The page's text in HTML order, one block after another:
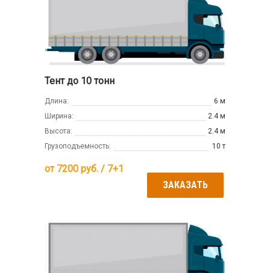
Тент до 10 тонн
Длина:
6 м
Ширина:
2.4 м
Высота:
2.4 м
Грузоподъемность:
10 т
от 7200 руб. / 7+1
ЗАКАЗАТЬ